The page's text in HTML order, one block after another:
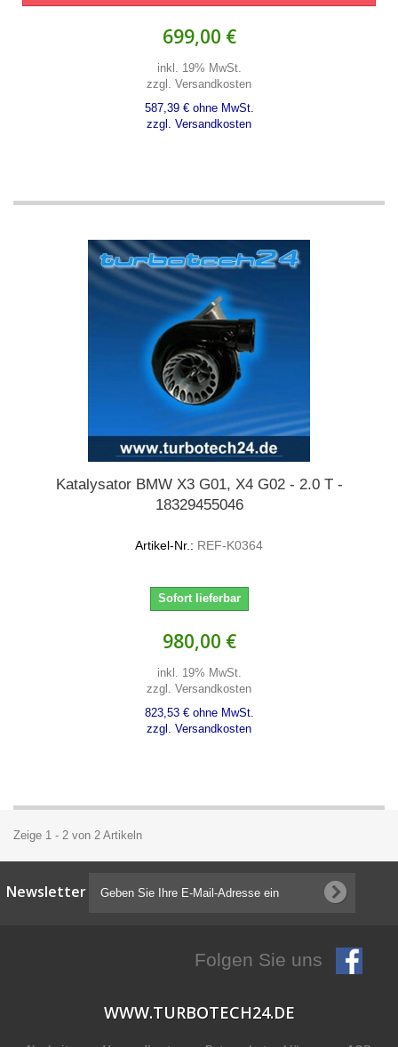
699,00 €
inkl. 19% MwSt.
zzgl. Versandkosten
587,39 € ohne MwSt.
zzgl. Versandkosten
Katalysator BMW X3 G01, X4 G02 - 2.0 T -
18329455046
Artikel-Nr.: REF-K0364
Sofort lieferbar
980,00 €
inkl. 19% MwSt.
zzgl. Versandkosten
823,53 € ohne MwSt.
zzgl. Versandkosten
Zeige 1 - 2 von 2 Artikeln
Newsletter
Folgen Sie uns
WWW.TURBOTECH24.DE